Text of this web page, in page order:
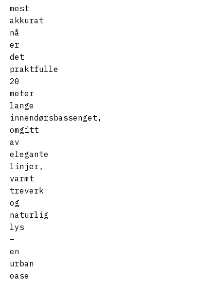
mest
akkurat
nå
er
det
praktfulle
20
meter
lange
innendørsbassenget,
omgitt
av
elegante
linjer,
varmt
treverk
og
naturlig
lys
–
en
urban
oase